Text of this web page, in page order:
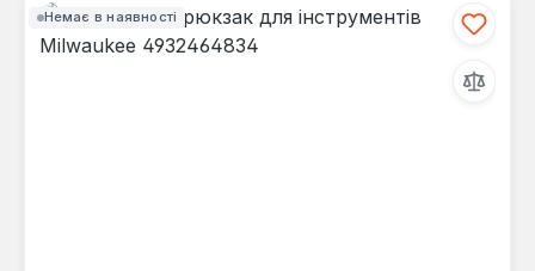
Немає в наявності